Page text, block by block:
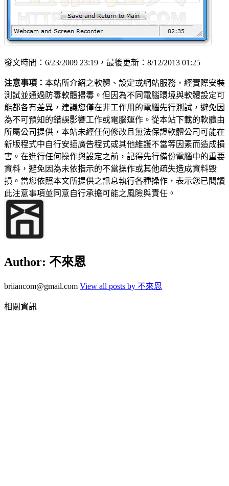
發文時間：6/23/2009 23:19，最後更新：8/12/2013 01:25
注意事項： 本站所介紹之軟體、設定或網站服務，經實際安裝
測試並通過防毒軟體掃毒。但因為不同電腦環境與軟體設定可
能都各有差異，建議您僅在非工作用的電腦先行測試，避免因
為不可預知的錯誤影響工作或電腦運作。從本站下載的軟體由
所屬公司提供，本站未經任何修改且無法保證軟體公司可能在
新版程式中自行安插廣告程式或其他維護不當等因素而造成損
害。在進行任何操作與設定之前，記得先行備份電腦中的重要
資料，避免因為未依指示的不當操作或其他疏失造成資料毀
損。當您依照本文所提供之訊息執行各種操作，表示您已閱讀
此注意事項並同意自行承擔可能之風險與責任。
Author: 不來恩
briiancom@gmail.com View all posts by 不來恩
相關資訊